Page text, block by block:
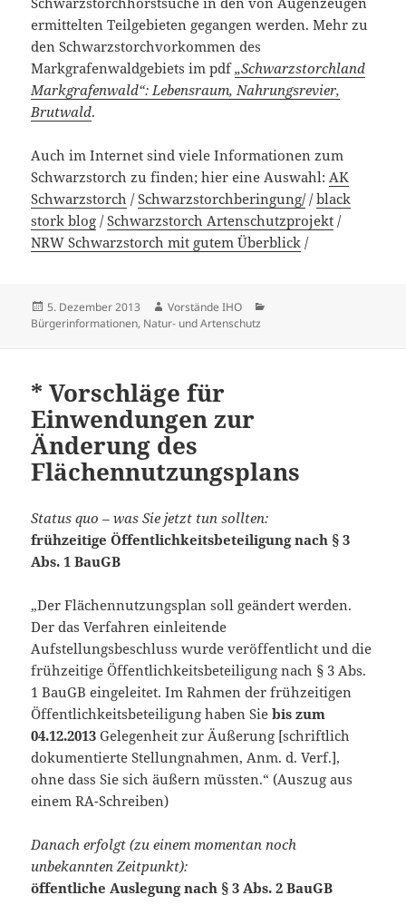
ermittelten Teilgebieten gegangen werden. Mehr zu
den Schwarzstorchvorkommen des
Markgrafenwaldgebiets im pdf„Schwarzstorchland
Markgrafenwald“: Lebensraum, Nahrungsrevier,
Brutwald.
Auch im Internet sind viele Informationen zum
Schwarzstorch zu finden; hier eine Auswahl: AK
Schwarzstorch /Schwarzstorchberingung//black
stork blog /Schwarzstorch Artenschutzprojekt /
NRW Schwarzstorch mit gutem Überblick /
Veröffentlicht
am
5. Dezember 2013 Autor
Vorstände IHO
Bürgerinformationen, Natur- und Artenschutz
* Vorschläge für
Einwendungen zur
Änderung des
Flächennutzungsplans
Status quo – was Sie jetzt tun sollten:
frühzeitige Öffentlichkeitsbeteiligung nach § 3
Abs. 1 BauGB
„Der Flächennutzungsplan soll geändert werden.
Der das Verfahren einleitende
Aufstellungsbeschluss wurde veröffentlicht und die
frühzeitige Öffentlichkeitsbeteiligung nach § 3 Abs.
1 BauGB eingeleitet. Im Rahmen der frühzeitigen
Öffentlichkeitsbeteiligung haben Siebis zum
04.12.2013 Gelegenheit zur Äußerung [schriftlich
dokumentierte Stellungnahmen, Anm. d. Verf.],
ohne dass Sie sich äußern müssten.“ (Auszug aus
einem RA-Schreiben)
Danach erfolgt (zu einem momentan noch
unbekannten Zeitpunkt):
öffentliche Auslegung nach § 3 Abs. 2 BauGB